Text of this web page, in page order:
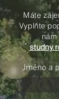
Máte
Vyplňte
Jméno a